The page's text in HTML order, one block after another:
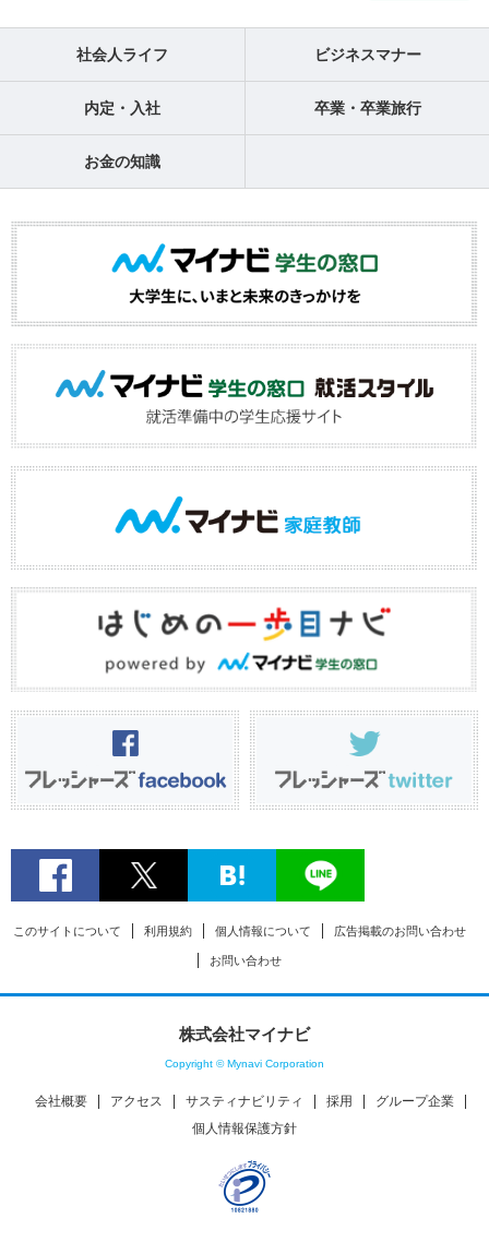
社会人ライフ ビジネスマナー
内定・入社 卒業・卒業旅行
お金の知識
このサイトについて 利用規約 個人情報について 広告掲載のお問い合わせ
お問い合わせ
株式会社マイナビ
Copyright © Mynavi Corporation
会社概要 アクセス サスティナビリティ 採用
グループ企業
個人情報保護方針